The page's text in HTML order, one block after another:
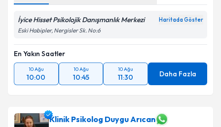
İyice Hisset Psikolojik Danışmanlık Merkezi Haritada Göster
Eski Habipler, Nergisler Sk. No:6
En Yakın Saatler
10 Ağu
10:00
10 Ağu
10:45
10 Ağu
11:30 Daha Fazla
Klinik Psikolog Duygu Arıcan